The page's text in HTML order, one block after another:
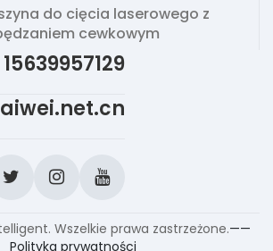
do cięcia laserowego z
cewkowym
Wszelkie prawa zastrzeżone.——
Polityka prywatności